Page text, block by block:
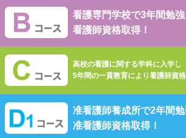
看護専門学校で3年間勉強
看護師資格取得！
高校の看護に関する学科に入学し
5年間の一貫教育により看護師資格
准看護師養成所で2年間勉
准看護師資格取得！